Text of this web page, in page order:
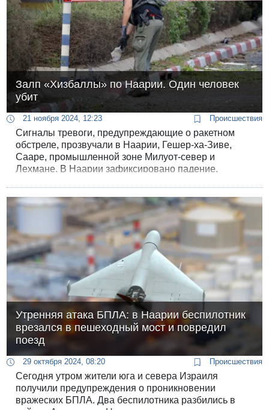
Залп «Хизбаллы» по Наарии. Один человек
убит
21 ноября 2024, 12:23 Происшествия
Сигналы тревоги, предупреждающие о ракетном
обстреле, прозвучали в Наарии, Гешер-ха-Зиве,
Сааре, промышленной зоне Милуот-север и
Лехмане. В Наарии зафиксировано падение.
Утренняя атака БПЛА: в Наарии беспилотник
врезался в пешеходный мост и повредил
поезд
29 октября 2024, 08:20 Происшествия
Сегодня утром жители юга и севера Израиля
получили предупреждения о проникновении
вражеских БПЛА. Два беспилотника разбились в